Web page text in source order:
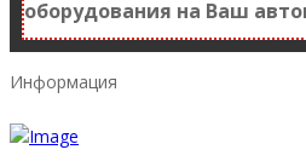
оборудования на Ваш
Информация